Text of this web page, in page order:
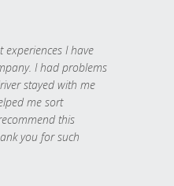
experiences I have
I had problems
stayed with me
me sort
this
you for such